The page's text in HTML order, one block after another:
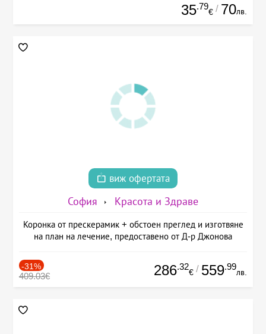
35.79
€ / 70лв.
виж офертата
София Красота и Здраве
Коронка от прескерамик + обстоен преглед и изготвяне
на план на лечение, предоставено от Д-р Джонова
-31%
409.03€ 286.32
€ / 559.99
лв.